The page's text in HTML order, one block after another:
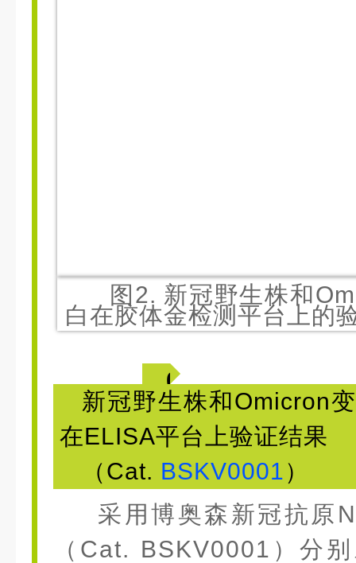
图2. 新冠野生株和
白在胶体金检测平台上的
0
3
新冠野生株和Omicron
在ELISA平台上验证结果
（Cat. BSKV0001）
采用博奥森新冠抗原
（Cat. BSKV0001）分